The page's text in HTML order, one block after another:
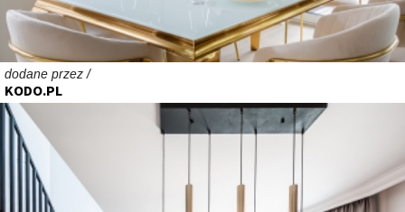
dodane przez /
KODO.PL